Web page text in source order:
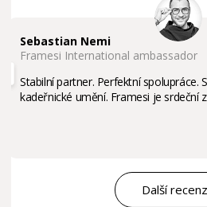
Sebastian Nemi
Framesi International ambassador
Stabilní partner. Perfektní spolupráce.
kadeřnické umění. Framesi je srdeční
Další